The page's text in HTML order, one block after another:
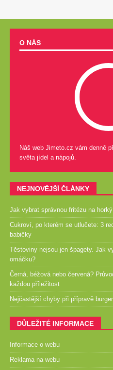
O NÁS
Náš web Jimeto.cz vám denně
světa jídel a nápojů.
NEJNOVĚJŠÍ ČLÁNKY
Jak vybrat správnou fritézu na
Cukroví, po kterém se utlučete: 3
babičky
Těstoviny nejsou jen špagety. Jak
omáčku?
Černá, béžová nebo červená?
každou příležitost
Nejčastější chyby při přípravě
DŮLEŽITÉ INFORMACE
Informace o webu
Reklama na webu